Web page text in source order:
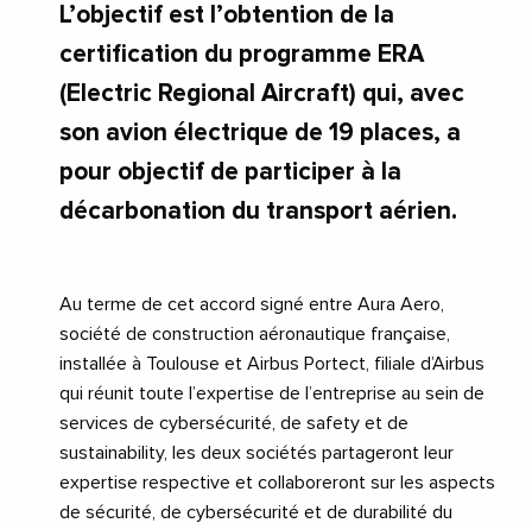
L’objectif est l’obtention de la
certification du programme ERA
(Electric Regional Aircraft) qui, avec
son avion électrique de 19 places, a
pour objectif de participer à la
décarbonation du transport aérien.
Au terme de cet accord signé entre Aura Aero,
société de construction aéronautique française,
installée à Toulouse et Airbus Portect, filiale d’Airbus
qui réunit toute l’expertise de l’entreprise au sein de
services de cybersécurité, de safety et de
sustainability, les deux sociétés partageront leur
expertise respective et collaboreront sur les aspects
de sécurité, de cybersécurité et de durabilité du